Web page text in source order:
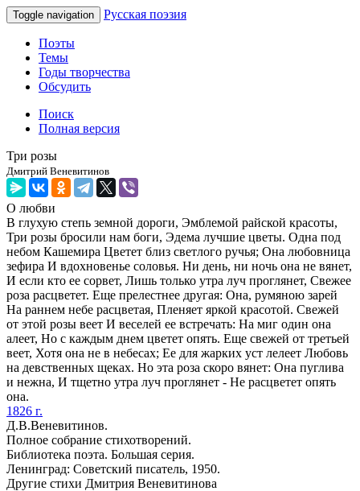
Toggle navigation Русская поэзия
Поэты
Темы
Годы творчества
Обсудить
Поиск
Полная версия
Три розы
Дмитрий Веневитинов
О любви
В глухую степь земной дороги, Эмблемой райской красоты,
Три розы бросили нам боги, Эдема лучшие цветы. Одна под
небом Кашемира Цветет близ светлого ручья; Она любовница
зефира И вдохновенье соловья. Ни день, ни ночь она не вянет,
И если кто ее сорвет, Лишь только утра луч проглянет, Свежее
роза расцветет. Еще прелестнее другая: Она, румяною зарей
На раннем небе расцветая, Пленяет яркой красотой. Свежей
от этой розы веет И веселей ее встречать: На миг один она
алеет, Но с каждым днем цветет опять. Еще свежей от третьей
веет, Хотя она не в небесах; Ее для жарких уст лелеет Любовь
на девственных щеках. Но эта роза скоро вянет: Она пуглива
и нежна, И тщетно утра луч проглянет - Не расцветет опять
она.
1826 г.
Д.В.Веневитинов.
Полное собрание стихотворений.
Библиотека поэта. Большая серия.
Ленинград: Советский писатель, 1950.
Другие стихи Дмитрия Веневитинова